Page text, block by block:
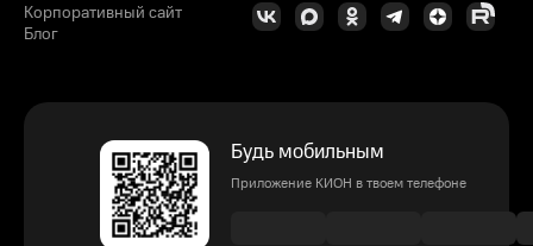
Корпоративный сайт
Блог
Будь мобильным
Приложение КИОН в твоем телефоне